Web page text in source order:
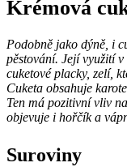
Krémová
Podobně jako dýně, i
pěstování. Její využití
cuketové placky, zelí,
Cuketa obsahuje
Ten má pozitivní vliv
objevuje i hořčík a
Suroviny